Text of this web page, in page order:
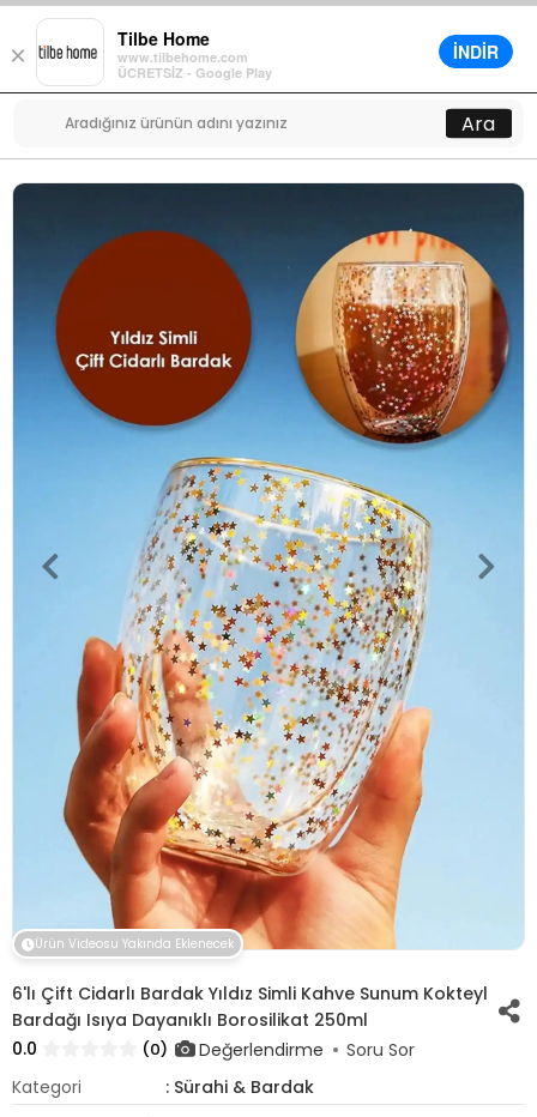
×
Tilbe Home
www.tilbehome.com
ÜCRETSİZ - Google Play
İNDİR
Menü
0
Ara
Ürün Videosu Yakında Eklenecek
6'lı Çift Cidarlı Bardak Yıldız Simli Kahve Sunum Kokteyl
Bardağı Isıya Dayanıklı Borosilikat 250ml
0.0
(0) Değerlendirme
Soru Sor
Kategori
: Sürahi & Bardak